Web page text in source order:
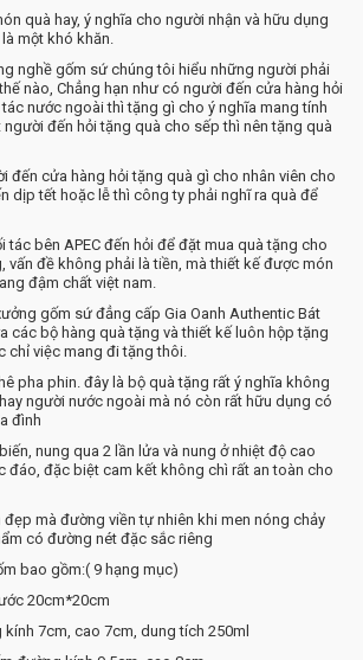
quà hay, ý nghĩa cho người nhận và hữu dụng
một khó khăn.
nghề gốm sứ chúng tôi hiểu những người phải
nào, Chẳng hạn như có người đến cửa hàng hỏi
nước ngoài thì tặng gì cho ý nghĩa mang tính
người đến hỏi tặng quà cho sếp thì nên tặng quà
đến cửa hàng hỏi tặng quà gì cho nhân viên cho
dịp tết hoặc lễ thì công ty phải nghĩ ra quà để
tác bên APEC đến hỏi để đặt mua quà tặng cho
vấn đề không phải là tiền, mà thiết kế được món
đậm chất việt nam.
gốm sứ đẳng cấp Gia Oanh Authentic Bát
các bộ hàng quà tặng và thiết kế luôn hộp tặng
chỉ việc mang đi tặng thôi.
pha phin. đây là bộ quà tặng rất ý nghĩa không
người nước ngoài mà nó còn rất hữu dụng có
đình
nung qua 2 lần lửa và nung ở nhiệt độ cao
đáo, đặc biệt cam kết không chì rất an toàn cho
mà đường viền tự nhiên khi men nóng chảy
có đường nét đặc sắc riêng
bao gồm:( 9 hạng mục)
20cm*20cm
7cm, cao 7cm, dung tích 250ml